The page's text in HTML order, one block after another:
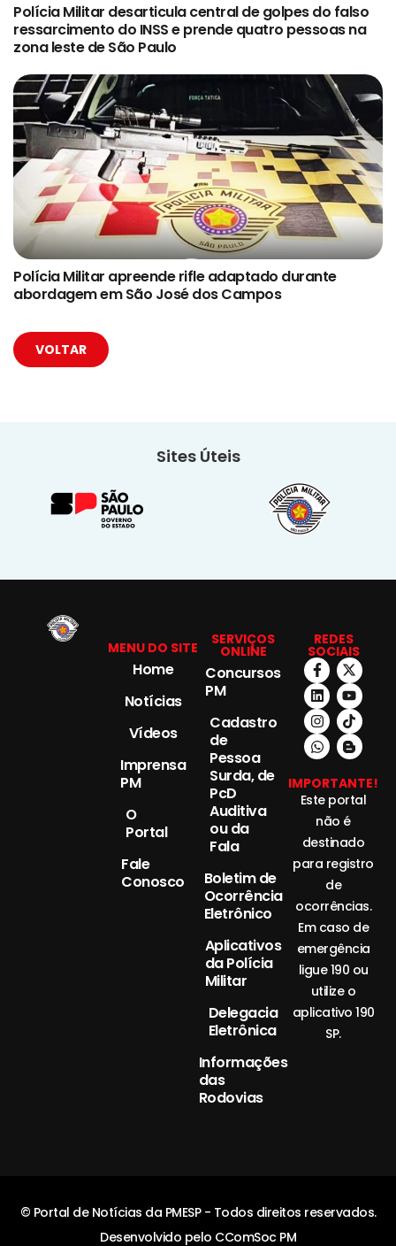
Polícia Militar desarticula central de golpes do falso
ressarcimento do INSS e prende quatro pessoas na
zona leste de São Paulo
Polícia Militar apreende rifle adaptado durante
abordagem em São José dos Campos
VOLTAR
Sites Úteis
MENU DO SITE
Home
Notícias
Vídeos
Imprensa
PM
O
Portal
Fale
Conosco
SERVIÇOS
ONLINE
Concursos
PM
Cadastro
de
Pessoa
Surda, de
PcD
Auditiva
ou da
Fala
Boletim de
Ocorrência
Eletrônico
Aplicativos
da Polícia
Militar
Delegacia
Eletrônica
Informações
das
Rodovias
REDES
SOCIAIS
IMPORTANTE!
Este portal
não é
destinado
para registro
de
ocorrências.
Em caso de
emergência
ligue 190 ou
utilize o
aplicativo 190
SP.
© Portal de Notícias da PMESP - Todos direitos reservados.
Desenvolvido pelo CComSoc PM